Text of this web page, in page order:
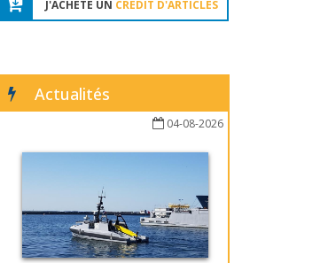
J'ACHÈTE UN CRÉDIT D'ARTICLES
Actualités
04-08-2026